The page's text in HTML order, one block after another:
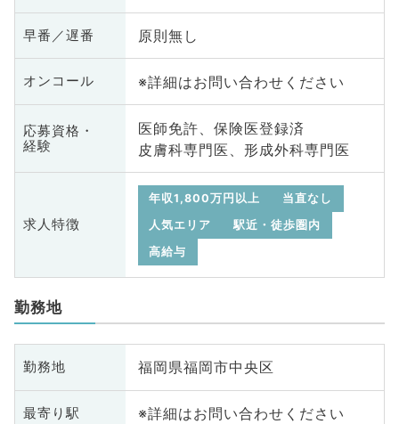
早番／遅番 原則無し
オンコール ※詳細はお問い合わせください
応募資格・
経験
医師免許、保険医登録済
皮膚科専門医、形成外科専門医
求人特徴
年収1,800万円以上
当直なし
人気エリア
駅近・徒歩圏内
高給与
勤務地
勤務地 福岡県福岡市中央区
最寄り駅 ※詳細はお問い合わせください